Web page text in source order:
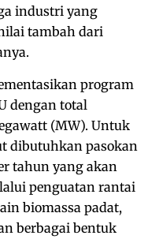
industri yang
tambah dari
program
dengan total
(MW). Untuk
dibutuhkan pasokan
tahun yang akan
penguatan rantai
biomassa padat,
berbagai bentuk